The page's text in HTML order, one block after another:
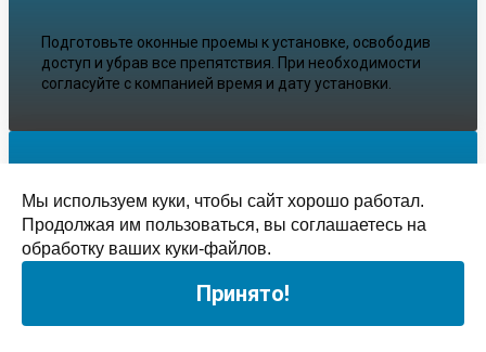
Подготовьте оконные проемы к установке, освободив
доступ и убрав все препятствия. При необходимости
согласуйте с компанией время и дату установки.
06
Остекление квартиры
Мы используем куки, чтобы сайт хорошо работал.
Продолжая им пользоваться, вы соглашаетесь на
обработку ваших куки-файлов.
Принято!